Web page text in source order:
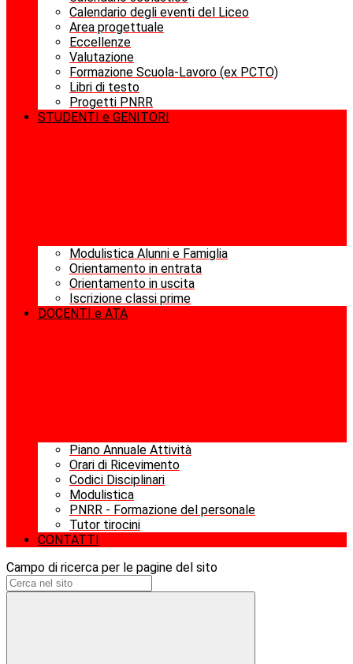
Calendario degli eventi del Liceo
Area progettuale
Eccellenze
Valutazione
Formazione Scuola-Lavoro (ex PCTO)
Libri di testo
Progetti PNRR
STUDENTI e GENITORI
Modulistica Alunni e Famiglia
Orientamento in entrata
Orientamento in uscita
Iscrizione classi prime
DOCENTI e ATA
Piano Annuale Attività
Orari di Ricevimento
Codici Disciplinari
Modulistica
PNRR - Formazione del personale
Tutor tirocini
CONTATTI
Campo di ricerca per le pagine del sito